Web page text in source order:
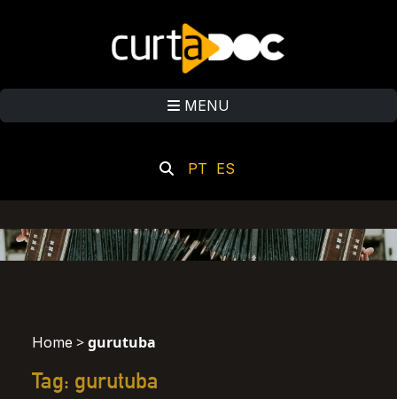
MENU
PT ES
Home >gurutuba
Tag: gurutuba